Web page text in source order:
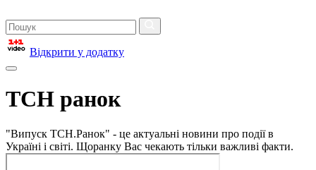
Відкрити у додатку
ТСН ранок
"Випуск ТСН.Ранок" - це актуальні новини про події в
Україні і світі. Щоранку Вас чекають тільки важливі факти.